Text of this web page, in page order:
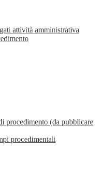
attività amministrativa
procedimento (da pubblicare
procedimentali